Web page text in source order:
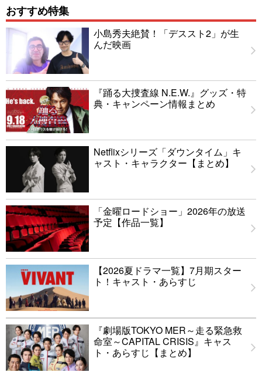
おすすめ特集
小島秀夫絶賛！「デススト2」が生
んだ映画
『踊る大捜査線 N.E.W.』グッズ・特
典・キャンペーン情報まとめ
Netflixシリーズ「ダウンタイム」キ
ャスト・キャラクター【まとめ】
「金曜ロードショー」2026年の放送
予定【作品一覧】
【2026夏ドラマ一覧】7月期スター
ト！キャスト・あらすじ
『劇場版TOKYO MER～走る緊急救
命室～CAPITAL CRISIS』キャス
ト・あらすじ【まとめ】